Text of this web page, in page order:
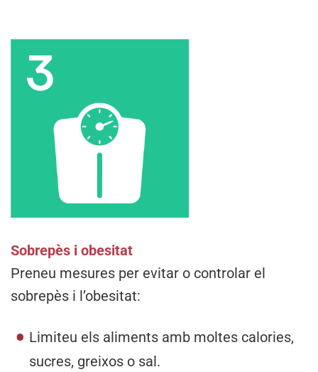
Sobrepès i obesitat
Preneu mesures per evitar o controlar el
sobrepès i l’obesitat:
Limiteu els aliments amb moltes calories,
sucres, greixos o sal.